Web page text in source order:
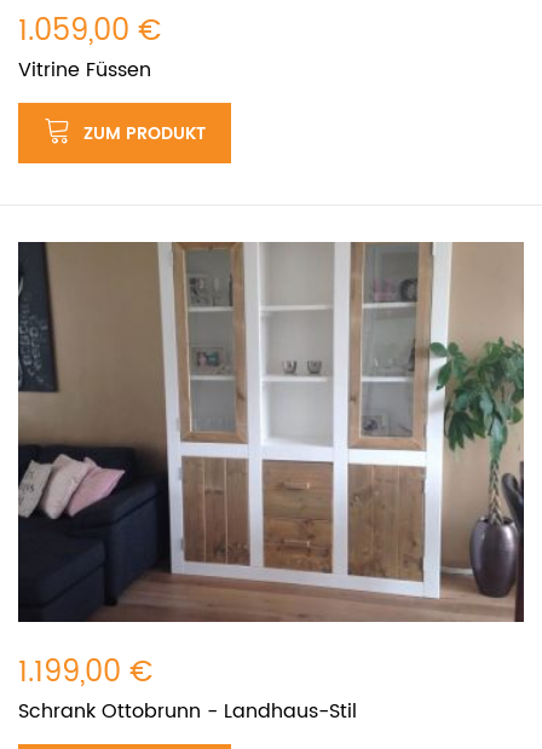
1.059,00 €
Vitrine Füssen
ZUM PRODUKT
1.199,00 €
Schrank Ottobrunn - Landhaus-Stil